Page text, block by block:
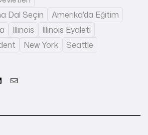
Dal Seçin
Amerika'da Eğitim
Illinois
Illinois Eyaleti
New York
Seattle
LinkedinEmail